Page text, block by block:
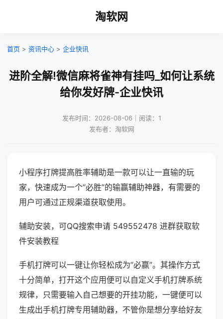
淘软网
首页 > 资讯中心 > 企业快讯
进阶全解!微信麻将雀神有挂吗_如何让系统
给你发好牌-企业快讯
发布时间：2026-08-06｜阅读：1
发布者：淘软网
小程序打牌提高胜率辅助是一款可以让一直输的玩
家，快速成为一个“必胜”的输赢辅助神器，有需要的
用户可通过正规渠道获取使用。
辅助安装，可QQ搜索申请 549552478 进群获取软
件安装教程
手机打牌可以一键让你轻松成为“必赢”。其操作方式
十分简单，打开这个应用便可以自定义手机打牌系统
规律，只需要输入自己想要的开挂功能，一键便可以
生成出手机打牌专用辅助器，不管你是想分享给好友